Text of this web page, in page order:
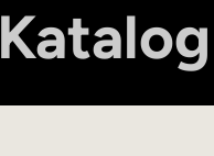
Katalog